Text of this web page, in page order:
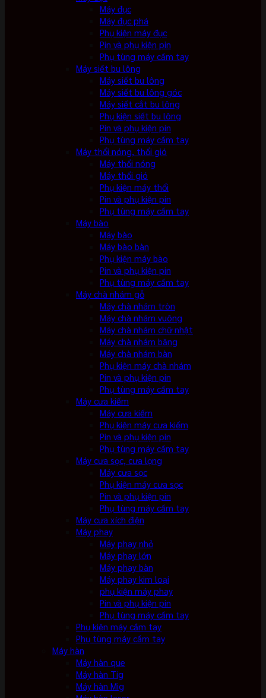
Máy đục
Máy đục phá
Phụ kiện máy đục
Pin và phụ kiện pin
Phụ tùng máy cầm tay
Máy siết bu lông
Máy siết bu lông
Máy siết bu lông góc
Máy siết cắt bu lông
Phụ kiện siết bu lông
Pin và phụ kiện pin
Phụ tùng máy cầm tay
Máy thổi nóng, thổi gió
Máy thổi nóng
Máy thổi gió
Phụ kiện máy thổi
Pin và phụ kiện pin
Phụ tùng máy cầm tay
Máy bào
Máy bào
Máy bào bàn
Phụ kiện máy bào
Pin và phụ kiện pin
Phụ tùng máy cầm tay
Máy chà nhám gỗ
Máy chà nhám tròn
Máy chà nhám vuông
Máy chà nhám chữ nhật
Máy chà nhám băng
Máy chà nhám bàn
Phụ kiện máy chà nhám
Pin và phụ kiện pin
Phụ tùng máy cầm tay
Máy cưa kiếm
Máy cưa kiếm
Phụ kiện máy cưa kiếm
Pin và phụ kiện pin
Phụ tùng máy cầm tay
Máy cưa sọc, cưa lọng
Máy cưa sọc
Phụ kiện máy cưa sọc
Pin và phụ kiện pin
Phụ tùng máy cầm tay
Máy cưa xích điện
Máy phay
Máy phay nhỏ
Máy phay lớn
Máy phay bàn
Máy phay kim loại
phụ kiện máy phay
Pin và phụ kiện pin
Phụ tùng máy cầm tay
Phụ kiện máy cầm tay
Phụ tùng máy cầm tay
Máy hàn
Máy hàn que
Máy hàn Tig
Máy hàn Mig